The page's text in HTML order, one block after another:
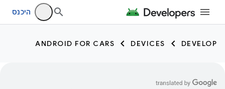
היכנס
DEVELOP
DEVICES
ANDROID FOR CARS